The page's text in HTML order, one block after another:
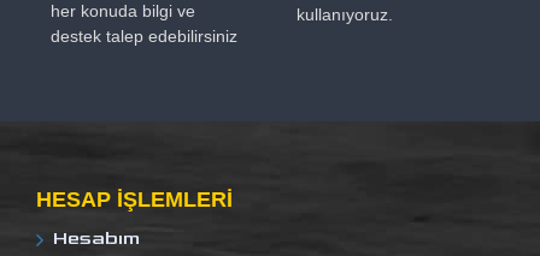
her konuda bilgi ve
destek talep edebilirsiniz
kullanıyoruz.
HESAP IŞLEMLERI
Hesabım